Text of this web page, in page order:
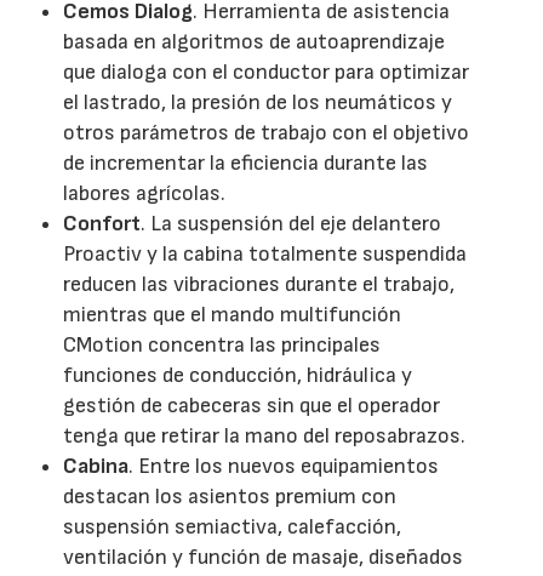
Cemos Dialog. Herramienta de asistencia
basada en algoritmos de autoaprendizaje
que dialoga con el conductor para optimizar
el lastrado, la presión de los neumáticos y
otros parámetros de trabajo con el objetivo
de incrementar la eficiencia durante las
labores agrícolas.
Confort. La suspensión del eje delantero
Proactiv y la cabina totalmente suspendida
reducen las vibraciones durante el trabajo,
mientras que el mando multifunción
CMotion concentra las principales
funciones de conducción, hidráulica y
gestión de cabeceras sin que el operador
tenga que retirar la mano del reposabrazos.
Cabina. Entre los nuevos equipamientos
destacan los asientos premium con
suspensión semiactiva, calefacción,
ventilación y función de masaje, diseñados